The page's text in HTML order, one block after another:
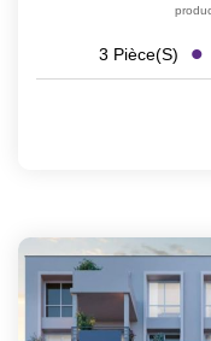
3 Pièce(s)